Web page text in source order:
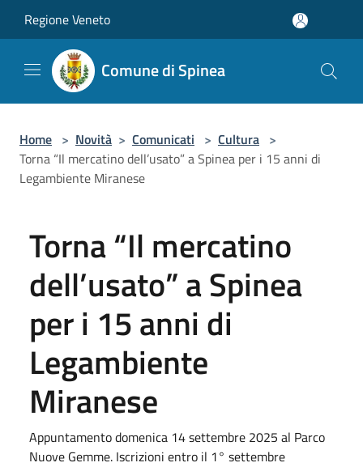
Regione Veneto
Comune di Spinea
Home > Novità > Comunicati > Cultura >
Torna “Il mercatino dell’usato” a Spinea per i 15 anni di
Legambiente Miranese
Torna “Il mercatino
dell’usato” a Spinea
per i 15 anni di
Legambiente
Miranese
Appuntamento domenica 14 settembre 2025 al Parco
Nuove Gemme. Iscrizioni entro il 1° settembre